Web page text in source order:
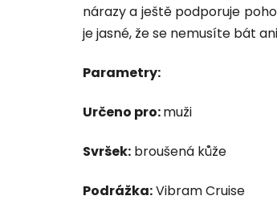
nárazy a ještě podporuje
je jasné, že se nemusíte bát
Parametry:
Určeno pro:muži
Svršek: broušená kůže
Podrážka:Vibram Cruise